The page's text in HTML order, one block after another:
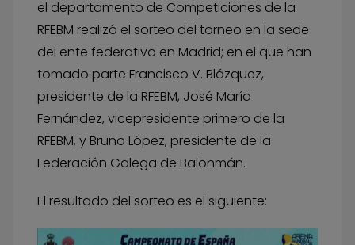
el departamento de Competiciones de la
RFEBM realizó el sorteo del torneo en la sede
del ente federativo en Madrid; en el que han
tomado parte Francisco V. Blázquez,
presidente de la RFEBM, José María
Fernández, vicepresidente primero de la
RFEBM, y Bruno López, presidente de la
Federación Galega de Balonmán.
El resultado del sorteo es el siguiente: